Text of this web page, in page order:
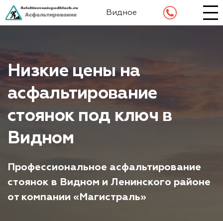
Видное
Низкие цены на
асфальтирование
стоянок под ключ в
Видном
Профессиональное асфальтирование
стоянок в Видном и Ленинского районе
от компании «Магистраль»